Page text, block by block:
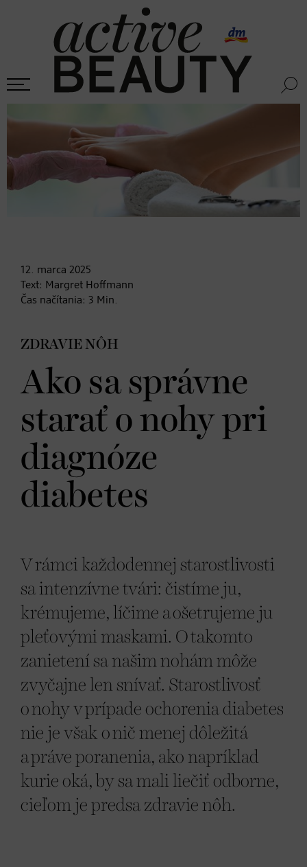
12. marca 2025
Text: Margret Hoffmann
Čas načítania: 3 Min.
ZDRAVIE NÔH
Ako sa správne
starať o nohy pri
diagnóze
diabetes
V rámci každodennej starostlivosti
sa intenzívne tvári: čistíme ju,
krémujeme, líčime a ošetrujeme ju
pleťovými maskami. O takomto
zanietení sa našim nohám môže
zvyčajne len snívať. Starostlivosť
o nohy v prípade ochorenia diabetes
nie je však o nič menej dôležitá
a práve poranenia, ako napríklad
kurie oká, by sa mali liečiť odborne,
cieľom je predsa zdravie nôh.